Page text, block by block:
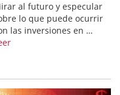
al futuro y especular
lo que puede ocurrir
las inversiones en …